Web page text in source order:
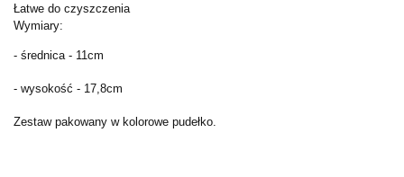
Łatwe do czyszczenia
Wymiary:
- średnica - 11cm
- wysokość - 17,8cm
Zestaw pakowany w kolorowe pudełko.